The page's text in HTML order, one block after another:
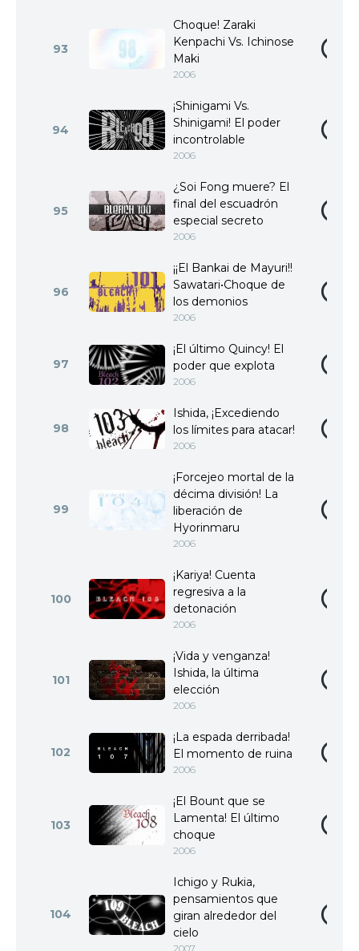
93
Choque! Zaraki
Kenpachi Vs. Ichinose
Maki
2006
94
¡Shinigami Vs.
Shinigami! El poder
incontrolable
2006
95
¿Soi Fong muere? El
final del escuadrón
especial secreto
2006
96
¡¡El Bankai de Mayuri!!
Sawatari•Choque de
los demonios
2006
97
¡El último Quincy! El
poder que explota
2006
98
Ishida, ¡Excediendo
los límites para atacar!
2006
99
¡Forcejeo mortal de la
décima división! La
liberación de
Hyorinmaru
2006
100
¡Kariya! Cuenta
regresiva a la
detonación
2006
101
¡Vida y venganza!
Ishida, la última
elección
2006
102
¡La espada derribada!
El momento de ruina
2006
103
¡El Bount que se
Lamenta! El último
choque
2006
104
Ichigo y Rukia,
pensamientos que
giran alrededor del
cielo
2007